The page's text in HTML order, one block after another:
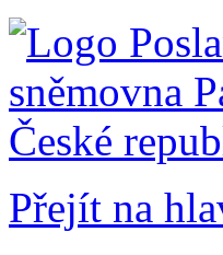
Přejít na